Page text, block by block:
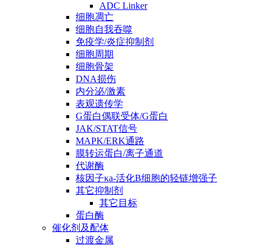
ADC Linker
细胞凋亡
细胞自我吞噬
免疫学/炎症抑制剂
细胞周期
细胞骨架
DNA损伤
内分泌/激素
表观遗传学
G蛋白偶联受体/G蛋白
JAK/STAT信号
MAPK/ERK通路
膜转运蛋白/离子通道
代谢酶
核因子κa-活化B细胞的轻链增强子
其它抑制剂
其它目标
蛋白酶
催化剂及配体
过渡金属